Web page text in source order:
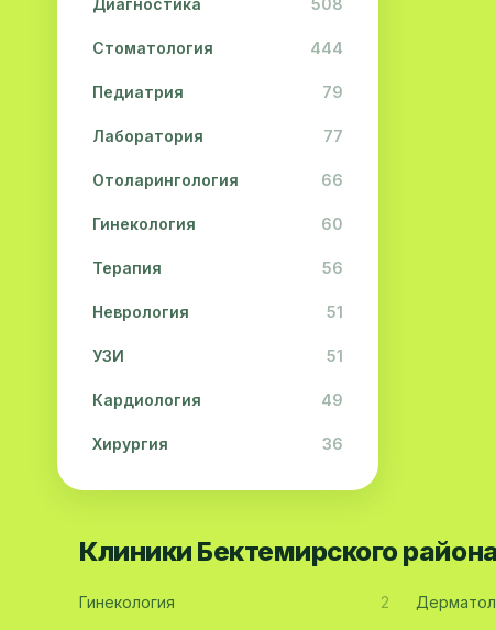
Сырдарьинская область 2
Хорезмская область 2
Диагностика 508
Стоматология 444
Педиатрия 79
Лаборатория 77
Отоларингология 66
Гинекология 60
Терапия 56
Неврология 51
УЗИ 51
Кардиология 49
Хирургия 36
Физиотерапия 31
Клиники Бектемирского
Гинекология 2